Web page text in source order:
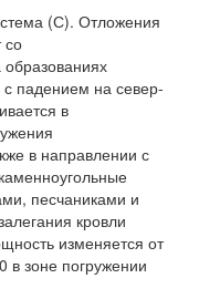
(С). Отложения
со
падением на север-
в
в направлении с
песчаниками и
кровли
изменяется от
в зоне погружении